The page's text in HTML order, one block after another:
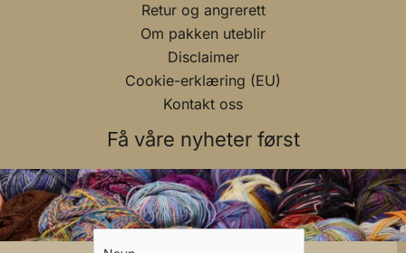
Retur og angrerett
Om pakken uteblir
Disclaimer
Cookie-erklæring (EU)
Kontakt oss
Få våre nyheter først